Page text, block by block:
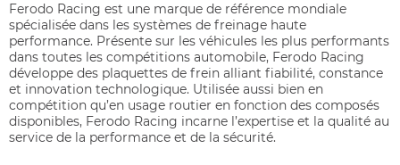
Ferodo Racing est une marque de référence mondiale
spécialisée dans les systèmes de freinage haute
performance. Présente sur les véhicules les plus performants
dans toutes les compétitions automobile, Ferodo Racing
développe des plaquettes de frein alliant fiabilité, constance
et innovation technologique. Utilisée aussi bien en
compétition qu’en usage routier en fonction des composés
disponibles, Ferodo Racing incarne l’expertise et la qualité au
service de la performance et de la sécurité.